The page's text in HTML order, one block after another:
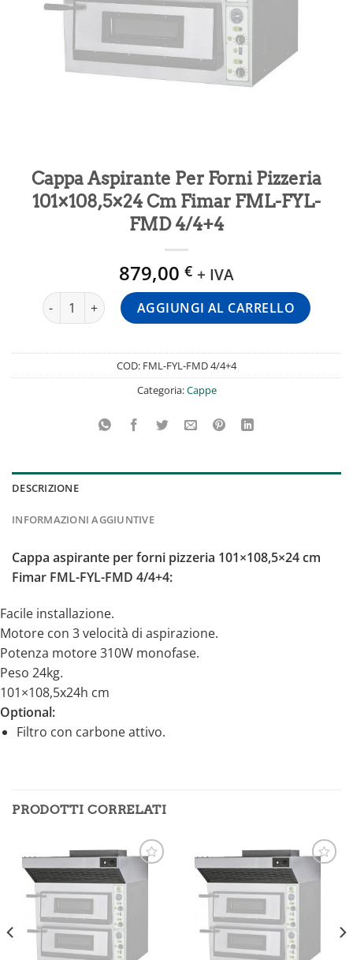
Cappa Aspirante Per Forni Pizzeria
101×108,5×24 Cm Fimar FML-FYL-
FMD 4/4+4
879,00 € + IVA
Cappa Aspirante Per Forni Pizzeria 101×108,5×24 Cm
AGGIUNGI AL CARRELLO
COD: FML-FYL-FMD 4/4+4
Categoria:Cappe
DESCRIZIONE
INFORMAZIONI AGGIUNTIVE
Cappa aspirante per forni pizzeria 101×108,5×24 cm
Fimar FML-FYL-FMD 4/4+4:
Facile installazione.
Motore con 3 velocità di aspirazione.
Potenza motore 310W monofase.
Peso 24kg.
101×108,5x24h cm
Optional:
Filtro con carbone attivo.
PRODOTTI CORRELATI
alla lista
desideri
alla lista
desideri